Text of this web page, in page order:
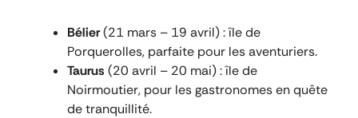
Bélier(21 mars – 19 avril) : île de
Porquerolles, parfaite pour les aventuriers.
Taurus (20 avril – 20 mai) : île de
Noirmoutier, pour les gastronomes en quête
de tranquillité.